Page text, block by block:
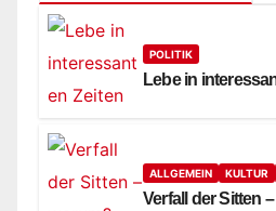
POLITIK
Lebe in
ALLGEMEIN KULTUR
Verfall der Sitten